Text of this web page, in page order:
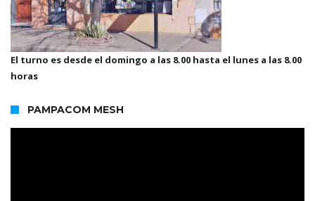
El turno es desde el domingo a las 8.00 hasta el lunes a las 8.00
horas
PAMPACOM MESH